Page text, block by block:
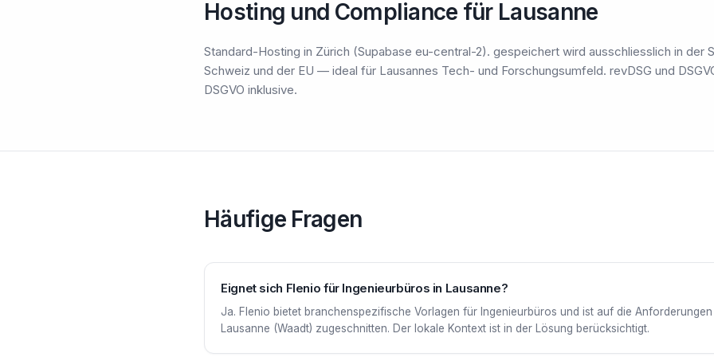
Hosting und Compliance für Lausanne
Standard-Hosting in Zürich (Supabase eu-central-2). gespeichert wird ausschliesslich in der
Schweiz und der EU — ideal für Lausannes Tech- und Forschungsumfeld. revDSG und
DSGVO inklusive.
Häufige Fragen
Eignet sich Flenio für Ingenieurbüros in Lausanne?
Ja. Flenio bietet branchenspezifische Vorlagen für Ingenieurbüros und ist auf die
Lausanne (Waadt) zugeschnitten. Der lokale Kontext ist in der Lösung berücksichtigt.